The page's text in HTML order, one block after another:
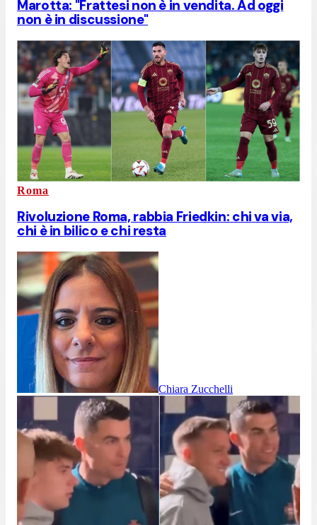
Marotta: "Frattesi non è in vendita. Ad oggi
non è in discussione"
Roma
Rivoluzione Roma, rabbia Friedkin: chi va via,
chi è in bilico e chi resta
Chiara Zucchelli